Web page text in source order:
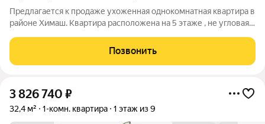
Предлагается к продаже ухоженная однокомнатная квартира в
районе Химаш. Квартира расположена на 5 этаже , не угловая .
сразу после покупки. В квартире выполнен аккуратный
косметический ремонт.
Позвонить
3 826 740 ₽
32,4 м² 1-комн. квартира 1 этаж из 9